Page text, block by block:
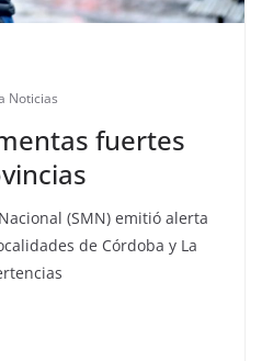
Noticias
fuertes
(SMN) emitió alerta
de Córdoba y La